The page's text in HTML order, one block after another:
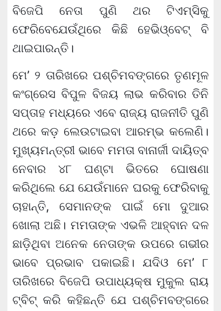
ବିଜେପି ନେତା ପୁଣି ଥର ଟିଏମ୍‌ସିକୁ
ଫେରିବେଯେଉଁଥିରେ କିଛି ହେଭିଓ୍ବେଟ୍ ବି
ଥାଇପାରନ୍ତି।
ମେ’ ୨ ତାରିଖରେ ପଶ୍ଚିମବଙ୍ଗରେ ତୃଣମୂଳ
କଂଗ୍ରେସ ବିପୁଳ ବିଜୟ ଲାଭ କରିବାର ତିନି
ସପ୍ତାହ ମଧ୍ୟରେ ଏବେ ରାଜ୍ୟ ରାଜନୀତି ପୁଣି
ଥରେ କଡ଼ ଲେଉଟାଇବା ଆରମ୍ଭ କଲେଣି।
ମୁଖ୍ୟମନ୍ତ୍ରୀ ଭାବେ ମମତା ବାନାର୍ଜୀ ଦାୟିତ୍ବ
ନେବାର ୪୮ ଘଣ୍ଟା ଭିତରେ ଘୋଷଣା
କରିଥିଲେ ଯେ ଯେଉଁମାନେ ଘରକୁ ଫେରିବାକୁ
ଚାହାନ୍ତି, ସେମାନଙ୍କ ପାଇଁ ମୋ ଦୁଆର
ଖୋଲା ଅଛି। ମମତାଙ୍କ ଏଭଳି ଆହ୍ବାନ ଦଳ
ଛାଡ଼ିଥିବା ଅନେକ ନେତାଙ୍କ ଉପରେ ଗଭୀର
ଭାବେ ପ୍ରଭାବ ପକାଇଛି। ଯଦିଓ ମେ’ ୮
ତାରିଖରେ ବିଜେପି ଉପାଧ୍ୟକ୍ଷ ମୁକୁଲ ରାୟ
ଟ୍ବିଟ୍ କରି କହିଛନ୍ତି ଯେ ପଶ୍ଚିମବଙ୍ଗରେ